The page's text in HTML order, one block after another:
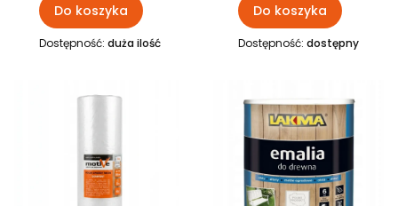
Do koszyka
Dostępność: duża ilość
Do koszyka
Dostępność: dostępny